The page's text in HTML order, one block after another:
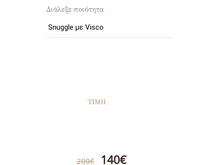
Διάλεξε ποιότητα
ΤΙΜΗ
200€ 140€